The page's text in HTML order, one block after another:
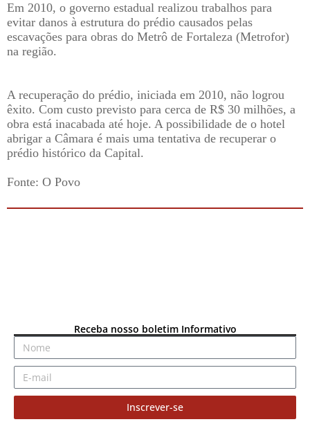
Em 2010, o governo estadual realizou trabalhos para
evitar danos à estrutura do prédio causados pelas
escavações para obras do Metrô de Fortaleza (Metrofor)
na região.
A recuperação do prédio, iniciada em 2010, não logrou
êxito. Com custo previsto para cerca de R$ 30 milhões, a
obra está inacabada até hoje. A possibilidade de o hotel
abrigar a Câmara é mais uma tentativa de recuperar o
prédio histórico da Capital.
Fonte: O Povo
Receba nosso boletim Informativo
Inscrever-se